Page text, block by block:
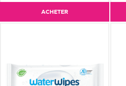
ACHETER